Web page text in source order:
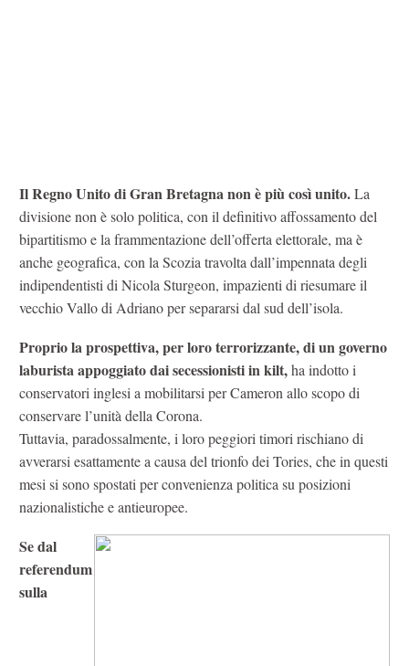
Il Regno Unito di Gran Bretagna non è più così unito.La
divisione non è solo politica, con il definitivo affossamento del
bipartitismo e la frammentazione dell’offerta elettorale, ma è
anche geografica, con la Scozia travolta dall’impennata degli
indipendentisti di Nicola Sturgeon, impazienti di riesumare il
vecchio Vallo di Adriano per separarsi dal sud dell’isola.
Proprio la prospettiva, per loro terrorizzante, di un governo
laburista appoggiato dai secessionisti in kilt,ha indotto i
conservatori inglesi a mobilitarsi per Cameron allo scopo di
conservare l’unità della Corona.
Tuttavia, paradossalmente, i loro peggiori timori rischiano di
avverarsi esattamente a causa del trionfo dei Tories, che in questi
mesi si sono spostati per convenienza politica su posizioni
nazionalistiche e antieuropee.
Se dal
referendum
sulla